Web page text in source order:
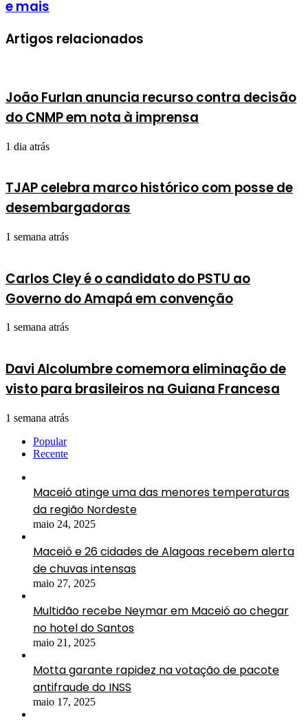
e mais
Artigos relacionados
João Furlan anuncia recurso contra decisão
do CNMP em nota à imprensa
1 dia atrás
TJAP celebra marco histórico com posse de
desembargadoras
1 semana atrás
Carlos Cley é o candidato do PSTU ao
Governo do Amapá em convenção
1 semana atrás
Davi Alcolumbre comemora eliminação de
visto para brasileiros na Guiana Francesa
1 semana atrás
Popular
Recente
Maceió atinge uma das menores temperaturas
da região Nordeste
maio 24, 2025
Maceió e 26 cidades de Alagoas recebem alerta
de chuvas intensas
maio 27, 2025
Multidão recebe Neymar em Maceió ao chegar
no hotel do Santos
maio 21, 2025
Motta garante rapidez na votação de pacote
antifraude do INSS
maio 17, 2025